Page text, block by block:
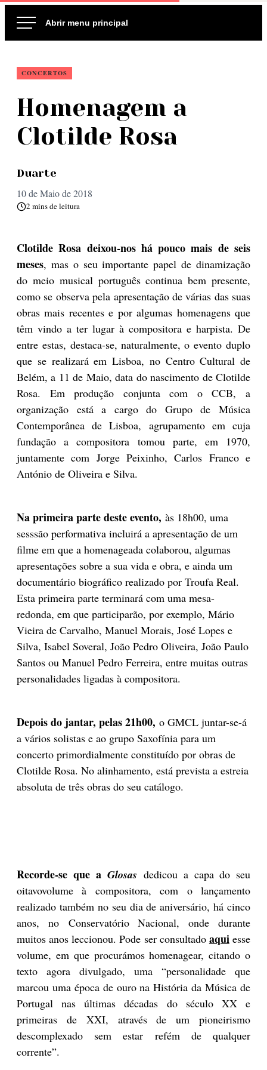
para
o
CONCERTOS
Homenagem a
Clotilde Rosa
Duarte
10 de Maio de 2018
2 mins de leitura
Clotilde Rosa deixou-nos há pouco mais de seis
meses, mas o seu importante papel de dinamização
do meio musical português continua bem presente,
como se observa pela apresentação de várias das suas
obras mais recentes e por algumas homenagens que
têm vindo a ter lugar à compositora e harpista. De
entre estas, destaca-se, naturalmente, o evento duplo
que se realizará em Lisboa, no Centro Cultural de
Belém, a 11 de Maio, data do nascimento de Clotilde
Rosa. Em produção conjunta com o CCB, a
organização está a cargo do Grupo de Música
Contemporânea de Lisboa, agrupamento em cuja
fundação a compositora tomou parte, em 1970,
juntamente com Jorge Peixinho, Carlos Franco e
António de Oliveira e Silva.
Na primeira parte deste evento, às 18h00, uma
sesssão performativa incluirá a apresentação de um
filme em que a homenageada colaborou, algumas
apresentações sobre a sua vida e obra, e ainda um
documentário biográfico realizado por Troufa Real.
Esta primeira parte terminará com uma mesa-
redonda, em que participarão, por exemplo, Mário
Vieira de Carvalho, Manuel Morais, José Lopes e
Silva, Isabel Soveral, João Pedro Oliveira, João Paulo
Santos ou Manuel Pedro Ferreira, entre muitas outras
personalidades ligadas à compositora.
Depois do jantar, pelas 21h00, o GMCL juntar-se-á
a vários solistas e ao grupo Saxofínia para um
concerto primordialmente constituído por obras de
Clotilde Rosa. No alinhamento, está prevista a estreia
absoluta de três obras do seu catálogo.
Recorde-se que aGlosas dedicou a capa do seu
oitavovolume à compositora, com o lançamento
realizado também no seu dia de aniversário, há cinco
anos, no Conservatório Nacional, onde durante
muitos anos leccionou. Pode ser consultado aquiesse
volume, em que procurámos homenagear, citando o
texto agora divulgado, uma “personalidade que
marcou uma época de ouro na História da Música de
Portugal nas últimas décadas do século XX e
primeiras de XXI, através de um pioneirismo
descomplexado sem estar refém de qualquer
corrente”.